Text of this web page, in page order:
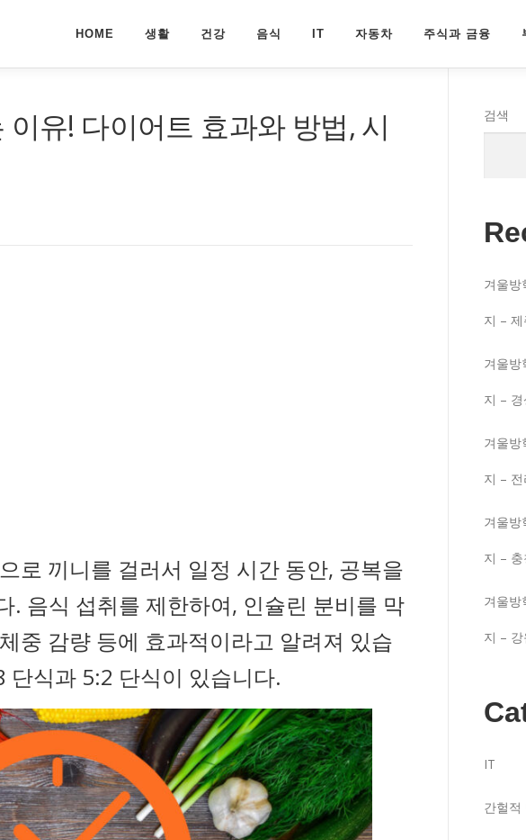
HOME 생활 건강 음식 IT 자동차 주식과 금융
유! 다이어트 효과와 방법, 시
로 끼니를 걸러서 일정 시간 동안, 공복을
. 음식 섭취를 제한하여, 인슐린 분비를 막
중 감량 등에 효과적이라고 알려져 있습
식과 5:2 단식이 있습니다.
검색
겨울방
지 –
겨울방
지 –
겨울방
지 –
겨울방
지 –
겨울방
지 –
IT
간헐적